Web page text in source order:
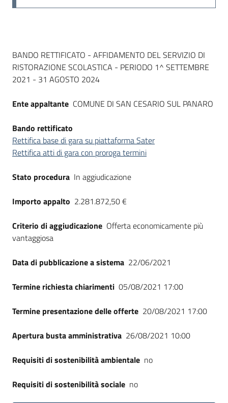
Dati del bando
BANDO RETTIFICATO - AFFIDAMENTO DEL SERVIZIO DI
RISTORAZIONE SCOLASTICA - PERIODO 1^ SETTEMBRE
2021 - 31 AGOSTO 2024
Ente appaltante COMUNE DI SAN CESARIO SUL PANARO
Bando rettificato
Rettifica base di gara su piattaforma Sater
Rettifica atti di gara con proroga termini
Stato procedura In aggiudicazione
Importo appalto 2.281.872,50 €
Criterio di aggiudicazione Offerta economicamente più
vantaggiosa
Data di pubblicazione a sistema 22/06/2021
Termine richiesta chiarimenti 05/08/2021 17:00
Termine presentazione delle offerte 20/08/2021 17:00
Apertura busta amministrativa 26/08/2021 10:00
Requisiti di sostenibilità ambientale no
Requisiti di sostenibilità sociale no